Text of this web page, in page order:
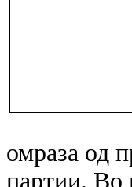
омраза од
партии. Во